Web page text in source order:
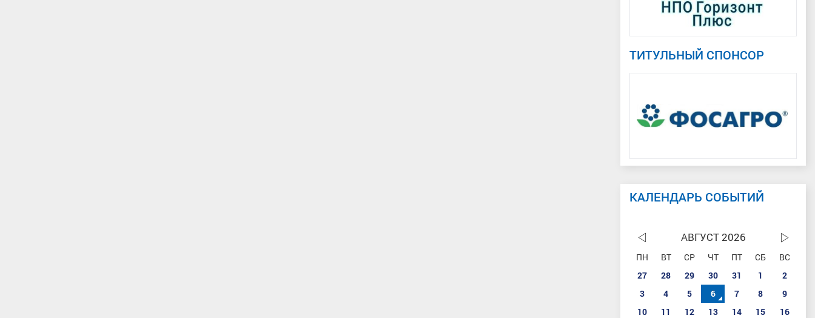
ТИТУЛЬНЫЙ СПОНСОР
КАЛЕНДАРЬ СОБЫТИЙ
АВГУСТ 2026
ПН ВТ СР ЧТ ПТ СБ
ВС
27
28 29 30 31 1
2
3
4 5 6 7 8
9
10
11 12 13 14 15
16